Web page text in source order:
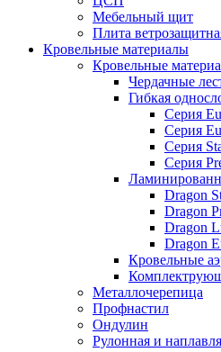
Мебельный щит
Плита
Кровельные материалы
Кровельные
Чердачные
Гибкая
Серия
Серия
Серия
Серия
Dragon
Dragon
Dragon
Dragon
Кровельные
Металлочерепица
Профнастил
Ондулин
Рулонная и